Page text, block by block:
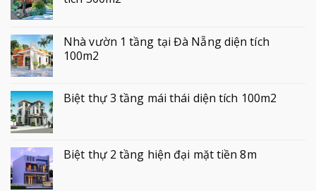
Nhà vườn 1 tầng tại Đà Nẵng diện tích
100m2
Biệt thự 3 tầng mái thái diện tích 100m2
Biệt thự 2 tầng hiện đại mặt tiền 8m